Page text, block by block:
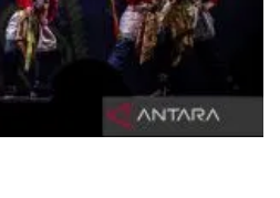
libur Lebaran 2026 di